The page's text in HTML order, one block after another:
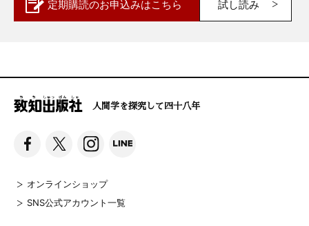
定期購読のお申込みはこちら 試し読み
人間学を探究して四十八年
オンラインショップ
SNS公式アカウント一覧